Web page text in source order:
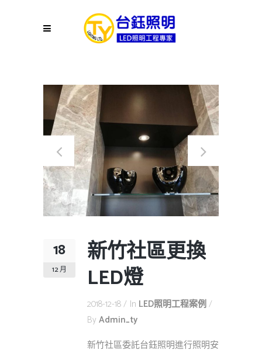
18
12 月
新竹社區更換
LED燈
2018-12-18 In LED照明工程案例
By Admin_ty
新竹社區委託台鈺照明進行照明安